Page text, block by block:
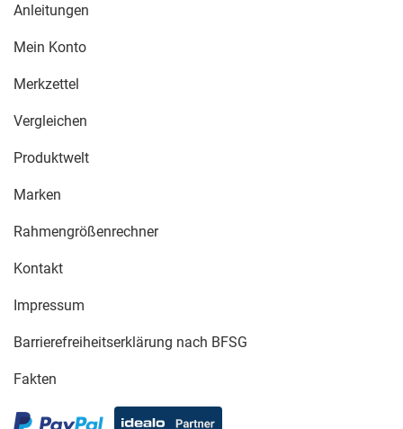
Anleitungen
Mein Konto
Merkzettel
Vergleichen
Produktwelt
Marken
Rahmengrößenrechner
Kontakt
Impressum
Barrierefreiheitserklärung nach BFSG
Fakten